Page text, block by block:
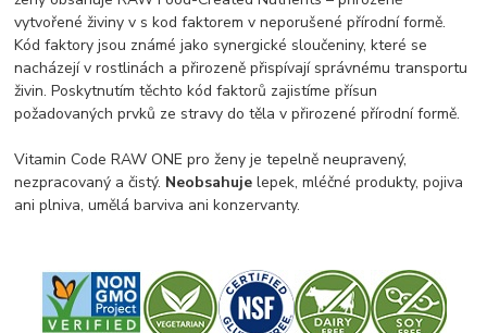
vytvořené živiny v s kod faktorem v neporušené přírodní formě.
Kód faktory jsou známé jako synergické sloučeniny, které se
nacházejí v rostlinách a přirozeně přispívají správnému transportu
živin. Poskytnutím těchto kód faktorů zajistíme přísun
požadovaných prvků ze stravy do těla v přirozené přírodní formě.
Vitamin Code RAW ONE pro ženy je tepelně neupravený,
nezpracovaný a čistý. Neobsahuje lepek, mléčné produkty, pojiva
ani plniva, umělá barviva ani konzervanty.